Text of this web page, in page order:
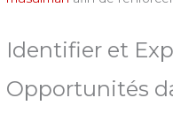
Identifier et
Opportunités